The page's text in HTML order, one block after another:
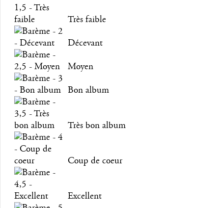
Très faible
Décevant
Moyen
Bon album
Très bon album
Coup de coeur
Excellent